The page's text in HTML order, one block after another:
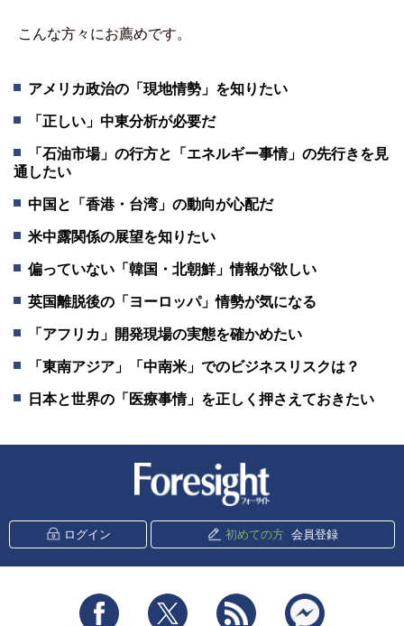
こんな方々にお薦めです。
アメリカ政治の「現地情勢」を知りたい
「正しい」中東分析が必要だ
「石油市場」の行方と「エネルギー事情」の先行きを見
通したい
中国と「香港・台湾」の動向が心配だ
米中露関係の展望を知りたい
偏っていない「韓国・北朝鮮」情報が欲しい
英国離脱後の「ヨーロッパ」情勢が気になる
「アフリカ」開発現場の実態を確かめたい
「東南アジア」「中南米」でのビジネスリスクは？
日本と世界の「医療事情」を正しく押さえておきたい
ログイン 初めての方 会員登録
Facebook Twitter RSS